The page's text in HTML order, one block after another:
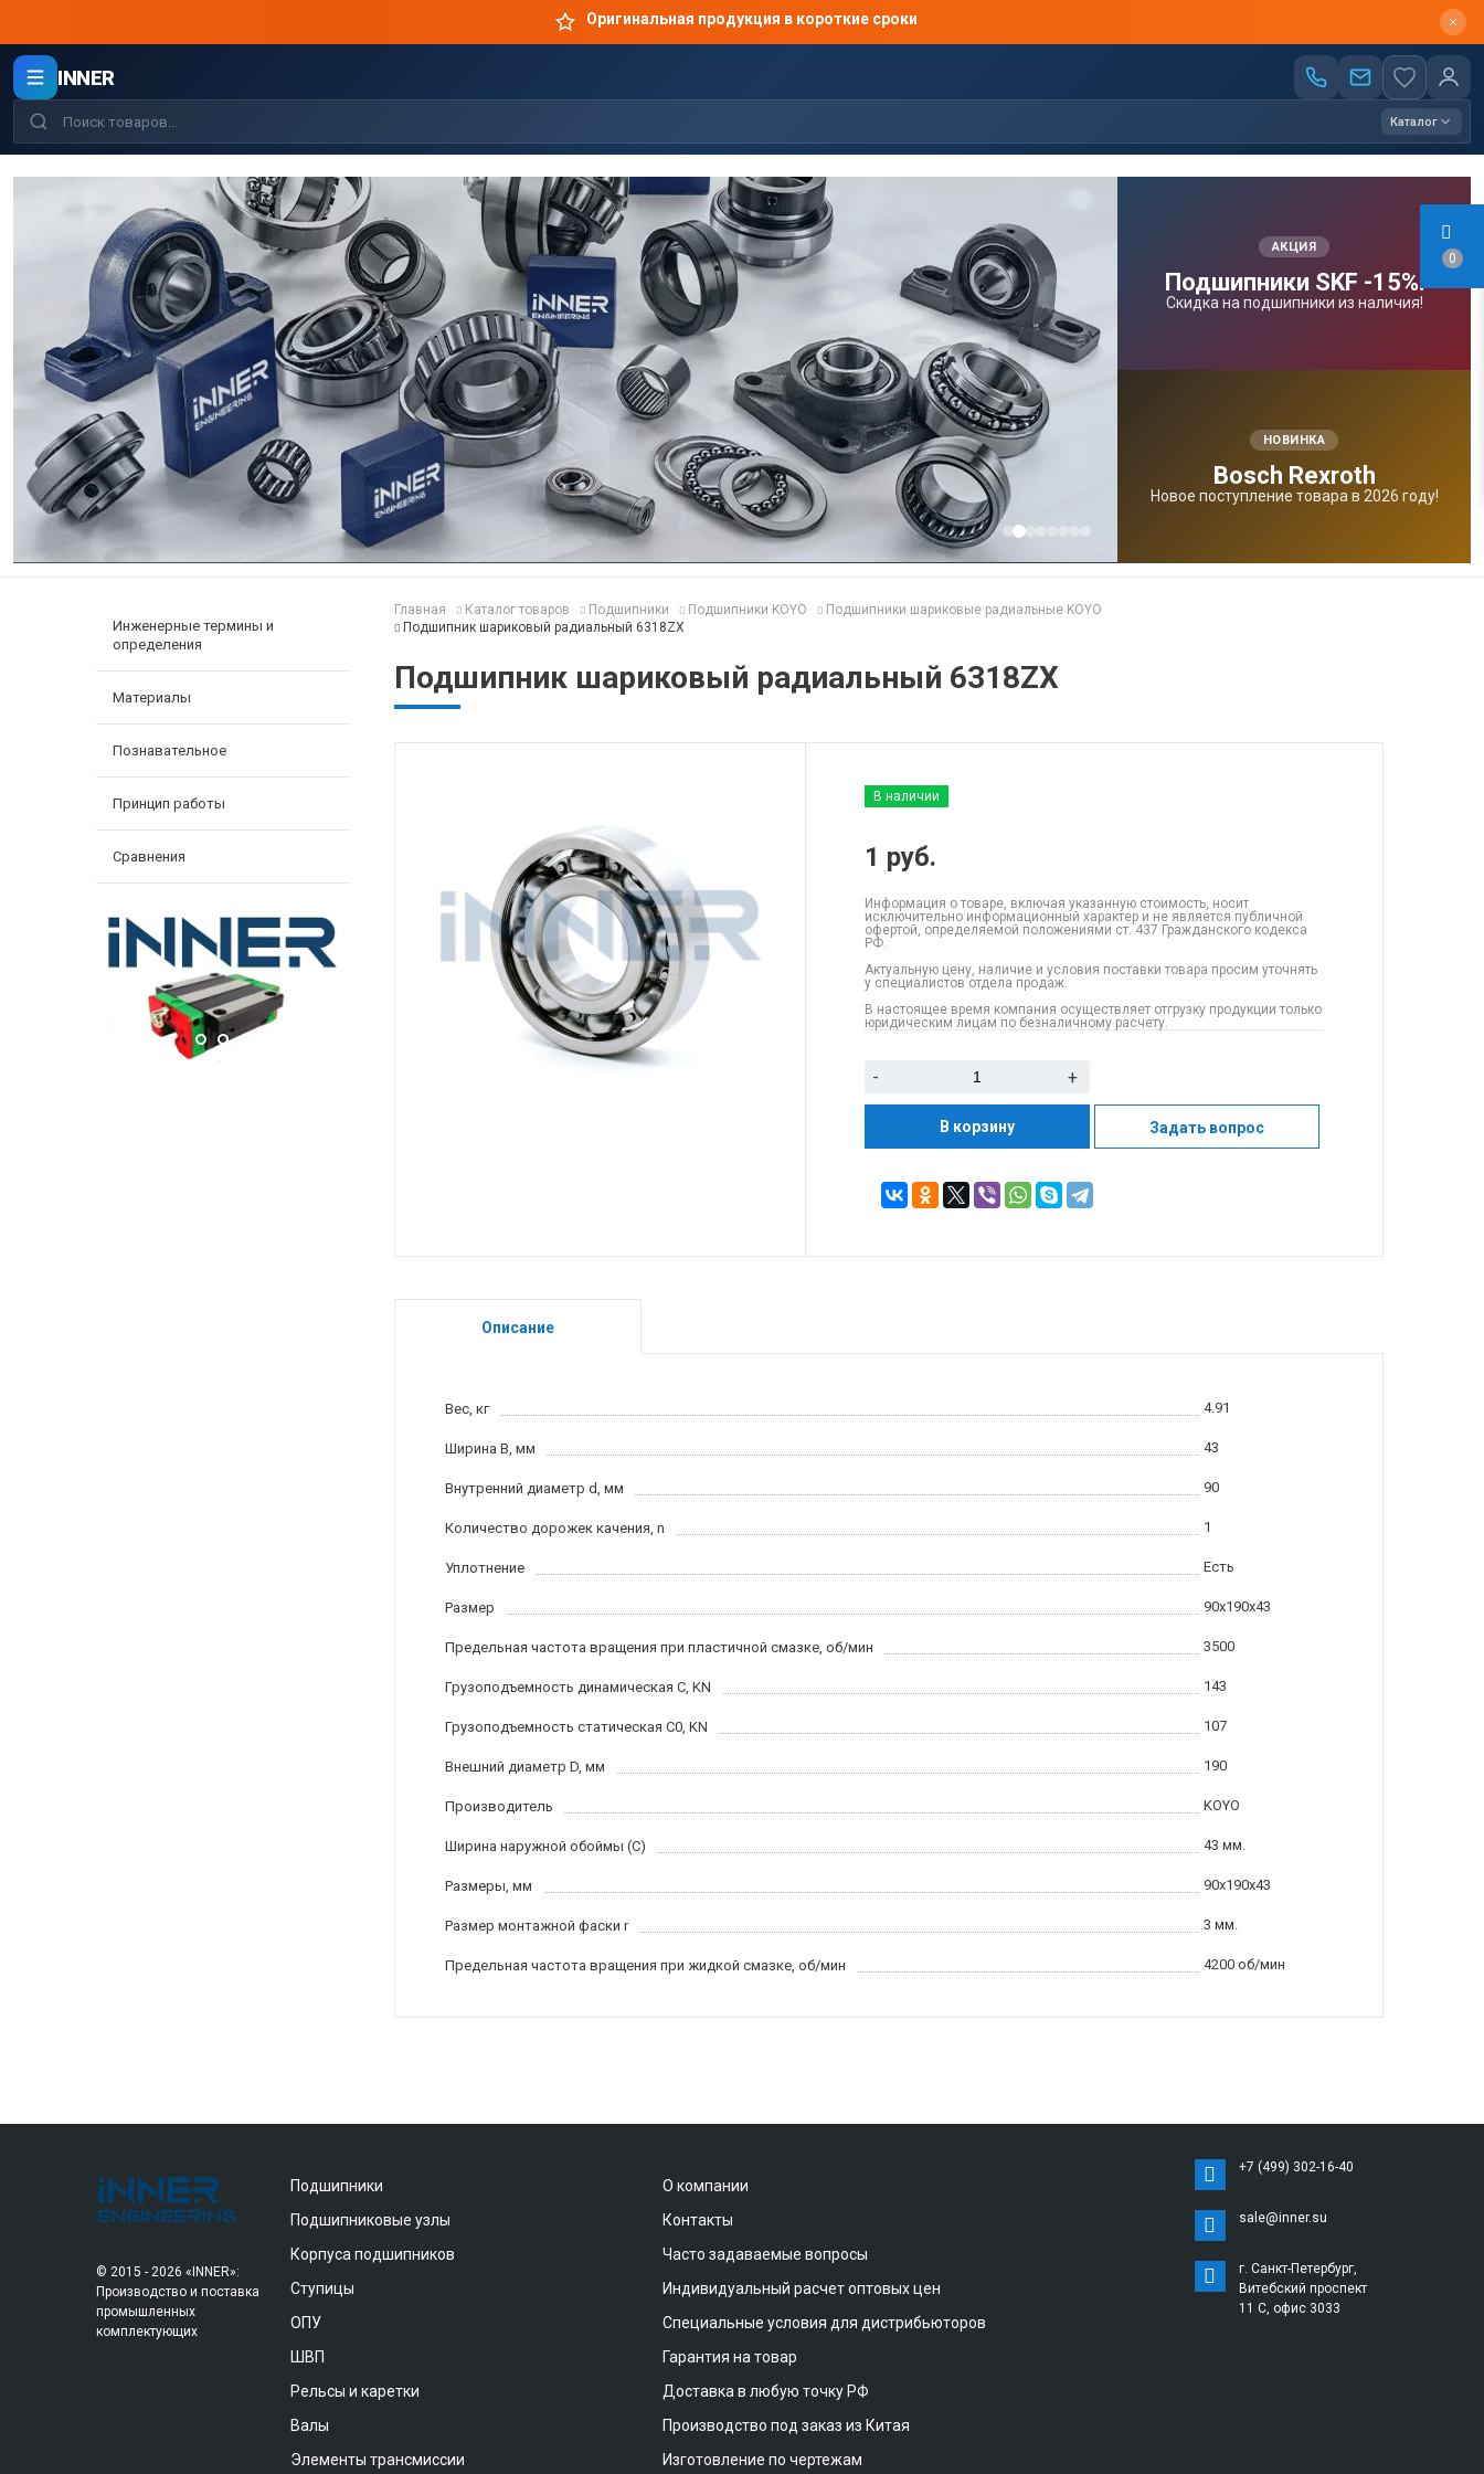
0
Оригинальная продукция в короткие сроки
INNER
Каталог
АКЦИЯ
Подшипники SKF -15%!
Скидка на подшипники из наличия!
НОВИНКА
Bosсh Rexroth
Новое поступление товара в 2026 году!
Инженерные термины и
определения
Материалы
Познавательное
Принцип работы
Сравнения
Главная Каталог товаров Подшипники Подшипники KOYO
Подшипники шариковые радиальные KOYO
Подшипник шариковый радиальный 6318ZX
Подшипник шариковый радиальный 6318ZX
В наличии
1 руб.
Информация о товаре, включая указанную стоимость, носит
исключительно информационный характер и не является публичной
офертой, определяемой положениями ст. 437 Гражданского кодекса
РФ.
Актуальную цену, наличие и условия поставки товара просим уточнять
у специалистов отдела продаж.
В настоящее время компания осуществляет отгрузку продукции только
юридическим лицам по безналичному расчету.
- +
В корзину Задать вопрос
Описание
Вес, кг 4.91
Ширина B, мм 43
Внутренний диаметр d, мм 90
Количество дорожек качения, n 1
Уплотнение Есть
Размер 90x190x43
Предельная частота вращения при пластичной смазке, об/мин 3500
Грузоподъемность динамическая C, KN 143
Грузоподъемность статическая C0, KN 107
Внешний диаметр D, мм 190
Производитель KOYO
Ширина наружной обоймы (C) 43 мм.
Размеры, мм 90x190x43
Размер монтажной фаски r 3 мм.
Предельная частота вращения при жидкой смазке, об/мин 4200 об/мин
© 2015 - 2026 «INNER»:
Производство и поставка
промышленных
комплектующих
Подшипники
Подшипниковые узлы
Корпуса подшипников
Ступицы
ОПУ
ШВП
Рельсы и каретки
Валы
Элементы трансмиссии
О компании
Контакты
Часто задаваемые вопросы
Индивидуальный расчет оптовых цен
Специальные условия для дистрибьюторов
Гарантия на товар
Доставка в любую точку РФ
Производство под заказ из Китая
Изготовление по чертежам
+7 (499) 302-16-40
sale@inner.su
г. Санкт-Петербург,
Витебский проспект
11 С, офис 3033